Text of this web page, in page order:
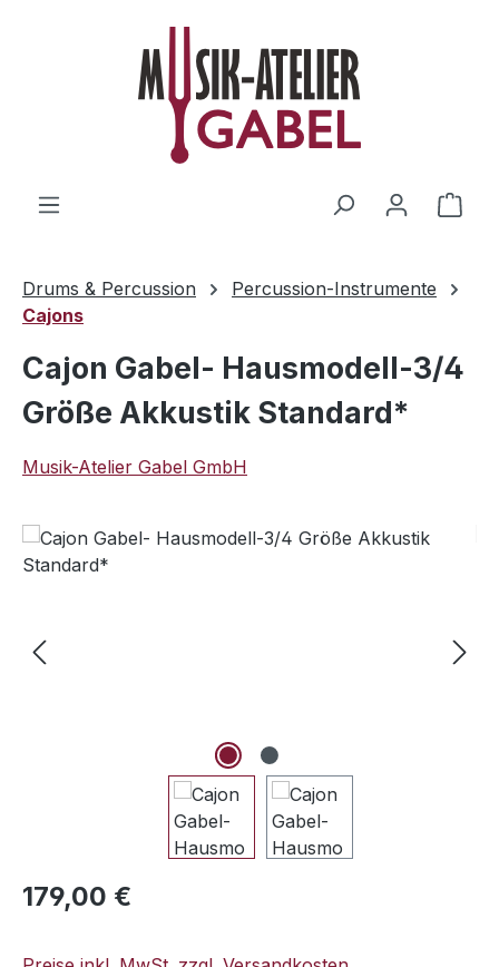
Zum Hauptinhalt springen
Drums & Percussion
Percussion-Instrumente
Cajons
Cajon Gabel- Hausmodell-3/4
Größe Akkustik Standard*
Musik-Atelier Gabel GmbH
Bildergalerie überspringen
Regulärer Preis:
179,00 €